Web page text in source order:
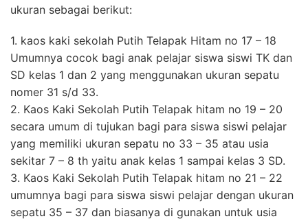
ukuran sebagai berikut:
1. kaos kaki sekolah Putih Telapak Hitam no 17 – 18
Umumnya cocok bagi anak pelajar siswa siswi TK dan
SD kelas 1 dan 2 yang menggunakan ukuran sepatu
nomer 31 s/d 33.
2. Kaos Kaki Sekolah Putih Telapak hitam no 19 – 20
secara umum di tujukan bagi para siswa siswi pelajar
yang memiliki ukuran sepatu no 33 – 35 atau usia
sekitar 7 – 8 th yaitu anak kelas 1 sampai kelas 3 SD.
3. Kaos Kaki Sekolah Putih Telapak hitam no 21 – 22
umumnya bagi para siswa siswi pelajar dengan ukuran
sepatu 35 – 37 dan biasanya di gunakan untuk usia